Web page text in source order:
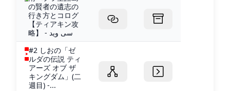
の賢者の遺志の
行き方とコログ
【ティアキン攻
略】 - سی وید
#2 しおの「ゼ
ルダの伝説 ティ
アーズ オブ ザ
キングダム」(二
週目) -...